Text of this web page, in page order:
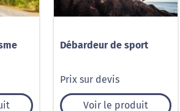
Débardeur de sport
Prix sur devis
Voir le produit